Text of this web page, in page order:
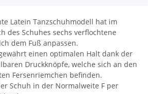
Latein Tanzschuhmodell hat im
des Schuhes sechs verflochtene
dem Fuß anpassen.
einen optimalen Halt dank der
Druckknöpfe, welche sich an den
Fersenriemchen befinden.
Schuh in der Normalweite F per